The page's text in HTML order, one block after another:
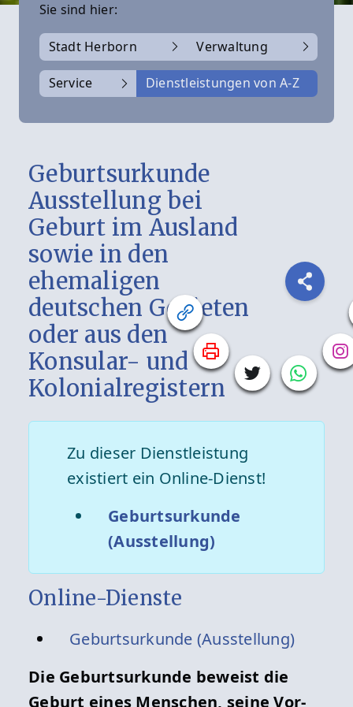
Sie sind hier:
Stadt Herborn Verwaltung
Service Dienstleistungen von A-Z
Geburtsurkunde
Ausstellung bei
Geburt im Ausland
sowie in den
ehemaligen
deutschen Gebieten
oder aus den
Konsular- und
Kolonialregistern
Zu dieser Dienstleistung
existiert ein Online-Dienst!
Geburtsurkunde
(Ausstellung)
Online-Dienste
Geburtsurkunde (Ausstellung)
Die Geburtsurkunde beweist die
Geburt eines Menschen, seine Vor-